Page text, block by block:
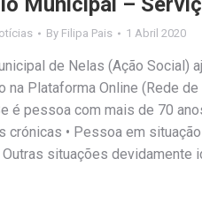
By Filipa Pais 1 Abril 2020
de Nelas (Ação Social)
na Plataforma Online (Rede
é pessoa com mais de 70
crónicas • Pessoa em
Outras situações devidamente